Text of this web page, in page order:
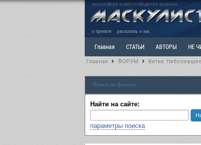
маносфера и место общения мужчин
о проекте рассказать о нас
Главная СТАТЬИ АВТОРЫ НЕ
РАЗДЕЛ: Разное
Главная ФОРУМ Ветка:
Поиск по форуму
Найти на сайте:
параметры поиска